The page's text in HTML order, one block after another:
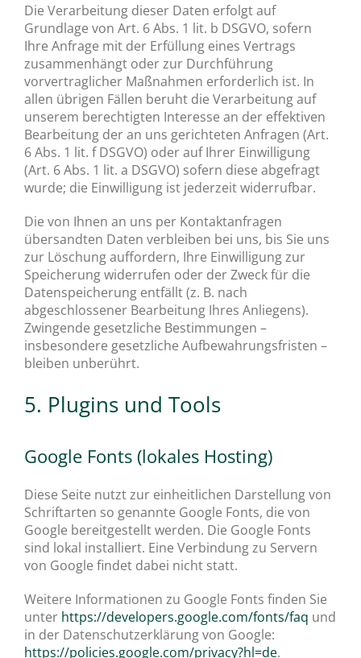
Die Verarbeitung dieser Daten erfolgt auf
Grundlage von Art. 6 Abs. 1 lit. b DSGVO, sofern
Ihre Anfrage mit der Erfüllung eines Vertrags
zusammenhängt oder zur Durchführung
vorvertraglicher Maßnahmen erforderlich ist. In
allen übrigen Fällen beruht die Verarbeitung auf
unserem berechtigten Interesse an der effektiven
Bearbeitung der an uns gerichteten Anfragen (Art.
6 Abs. 1 lit. f DSGVO) oder auf Ihrer Einwilligung
(Art. 6 Abs. 1 lit. a DSGVO) sofern diese abgefragt
wurde; die Einwilligung ist jederzeit widerrufbar.
Die von Ihnen an uns per Kontaktanfragen
übersandten Daten verbleiben bei uns, bis Sie uns
zur Löschung auffordern, Ihre Einwilligung zur
Speicherung widerrufen oder der Zweck für die
Datenspeicherung entfällt (z. B. nach
abgeschlossener Bearbeitung Ihres Anliegens).
Zwingende gesetzliche Bestimmungen –
insbesondere gesetzliche Aufbewahrungsfristen –
bleiben unberührt.
5. Plugins und Tools
Google Fonts (lokales Hosting)
Diese Seite nutzt zur einheitlichen Darstellung von
Schriftarten so genannte Google Fonts, die von
Google bereitgestellt werden. Die Google Fonts
sind lokal installiert. Eine Verbindung zu Servern
von Google findet dabei nicht statt.
Weitere Informationen zu Google Fonts finden Sie
unter https://developers.google.com/fonts/faq und
in der Datenschutzerklärung von Google:
https://policies.google.com/privacy?hl=de.